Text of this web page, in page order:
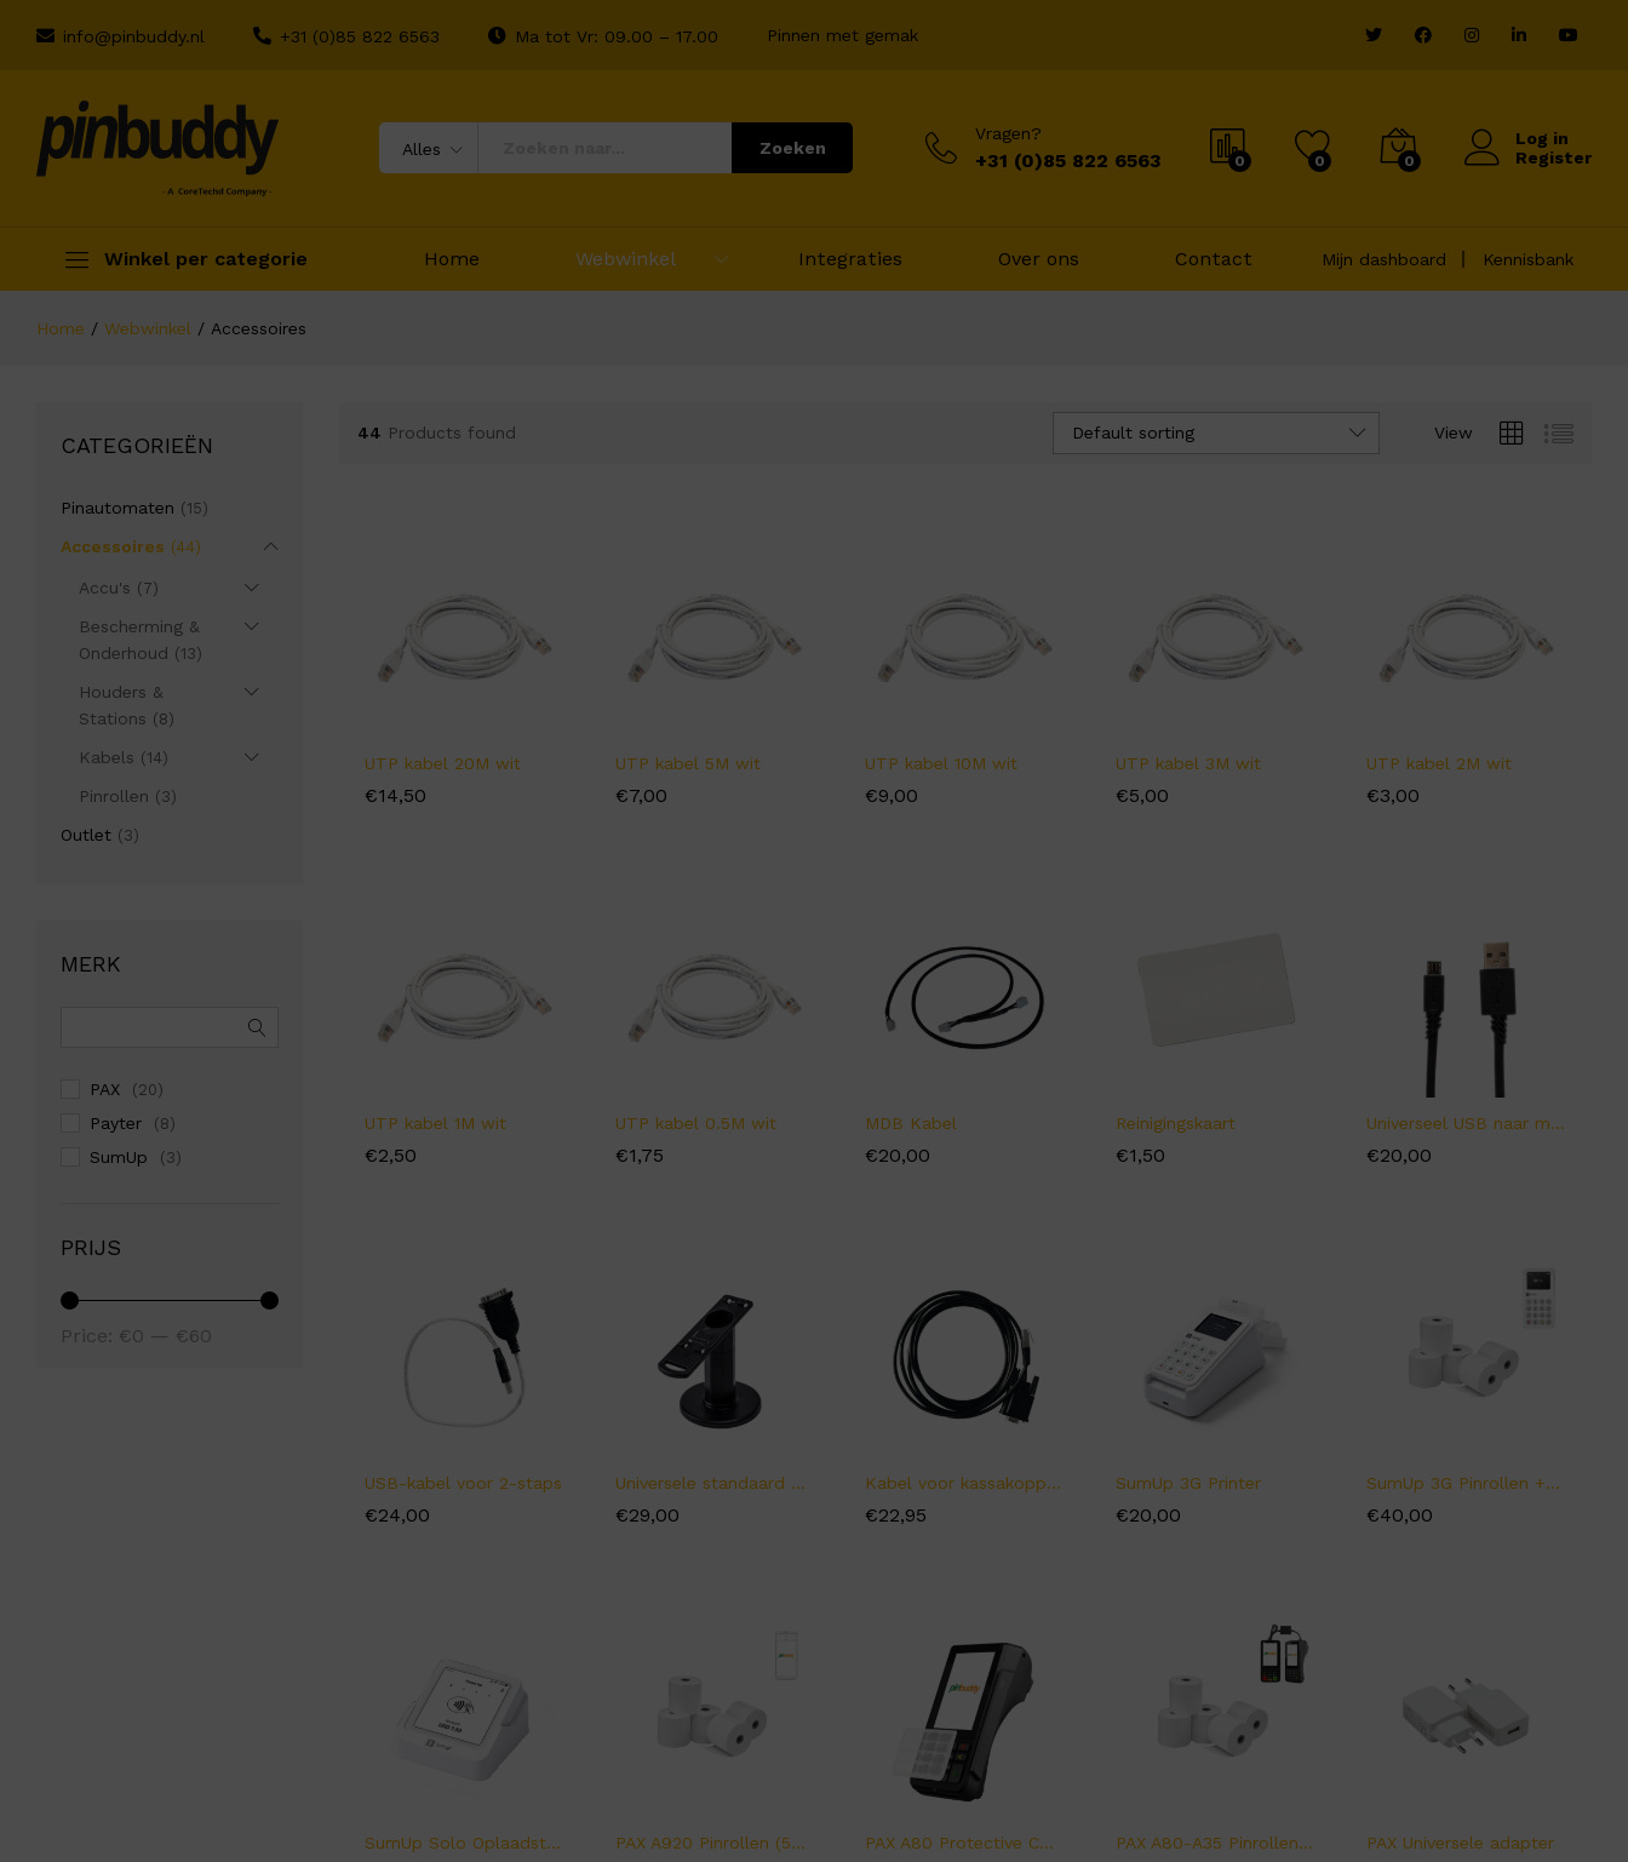
info@pinbuddy.nl +31 (0)85 822 6563 Ma tot Vr: 09.00 – 17.00 Pinnen met gemak
Alles Zoeken
Vragen?
+31 (0)85 822 6563 0 0 0
Log in
Register
Winkel per categorie Home Webwinkel Integraties Over ons Contact Mijn dashboard Kennisbank
Home / Webwinkel / Accessoires
44 Products found View
Default sorting
UTP kabel 20M wit
€14,50
€14,50
UTP kabel 5M wit
€7,00
€7,00
UTP kabel 10M wit
€9,00
€9,00
UTP kabel 3M wit
€5,00
€5,00
UTP kabel 2M wit
€3,00
€3,00
UTP kabel 1M wit
€2,50
€2,50
UTP kabel 0.5M wit
€1,75
€1,75
MDB Kabel
€20,00
€20,00
Reinigingskaart
€1,50
€1,50
Universeel USB naar micro-USB-laadkabel
€20,00
€20,00
USB-kabel voor 2-staps
€24,00
€24,00
Universele standaard betaalautomaat
€29,00
€29,00
Kabel voor kassakoppeling RS232
€22,95
€22,95
SumUp 3G Printer
€20,00
€20,00
SumUp 3G Pinrollen + Printer (50 rollen)
€40,00
€40,00
SumUp Solo Oplaadstation PAX A920 Pinrollen (50 rollen) PAX A80 Protective Cover PAX A80-A35 Pinrollen (50 rollen) PAX Universele adapter
CATEGORIEËN
Pinautomaten (15)
Accessoires (44)
Accu's (7)
Bescherming &
Onderhoud (13)
Houders &
Stations (8)
Kabels (14)
Pinrollen (3)
Outlet (3)
MERK
PAX (20)
Payter (8)
SumUp (3)
PRIJS
Price: €0 — €60